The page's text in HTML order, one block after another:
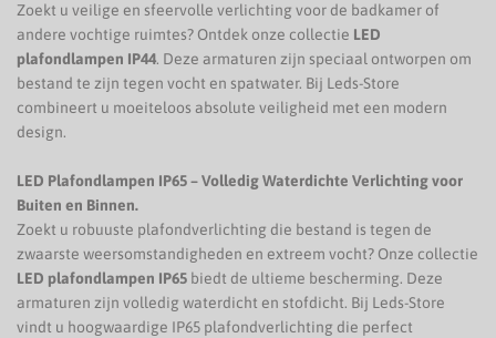
Zoekt u veilige en sfeervolle verlichting voor de badkamer of
andere vochtige ruimtes? Ontdek onze collectie LED
plafondlampen IP44. Deze armaturen zijn speciaal ontworpen om
bestand te zijn tegen vocht en spatwater. Bij Leds-Store
combineert u moeiteloos absolute veiligheid met een modern
design.
LED Plafondlampen IP65 – Volledig Waterdichte Verlichting voor
Buiten en Binnen.
Zoekt u robuuste plafondverlichting die bestand is tegen de
zwaarste weersomstandigheden en extreem vocht? Onze collectie
LED plafondlampen IP65 biedt de ultieme bescherming. Deze
armaturen zijn volledig waterdicht en stofdicht. Bij Leds-Store
vindt u hoogwaardige IP65 plafondverlichting die perfect